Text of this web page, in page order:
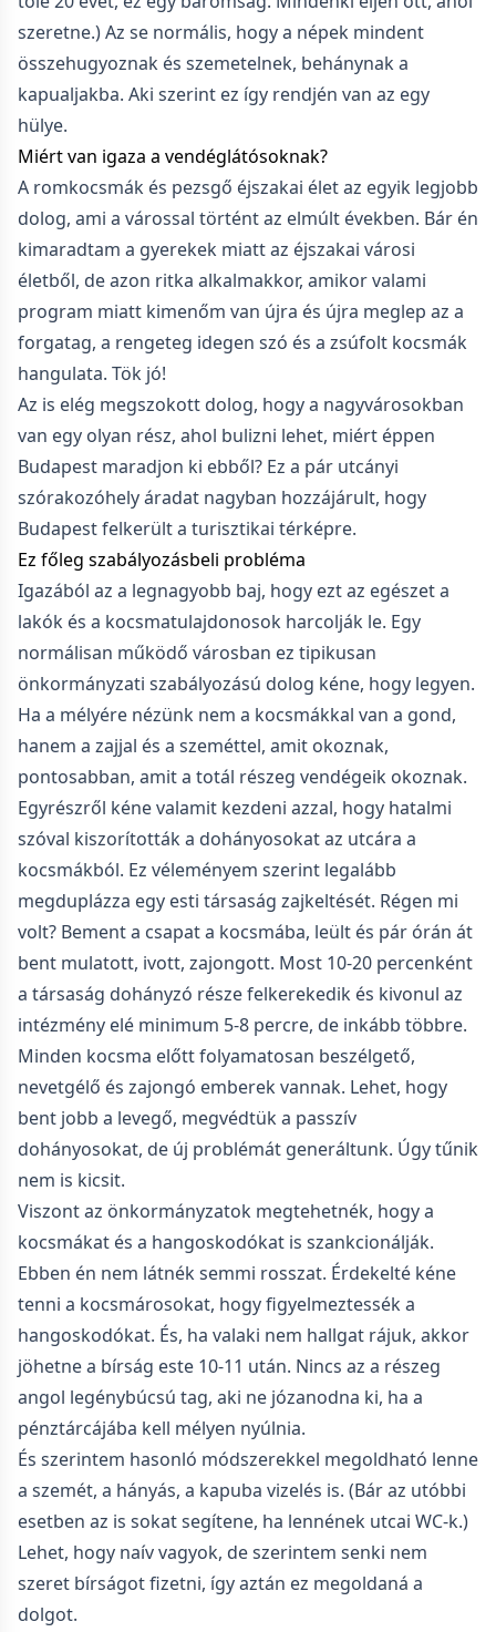
szeretne.) Az se normális, hogy a népek mindent
összehugyoznak és szemetelnek, behánynak a
kapualjakba. Aki szerint ez így rendjén van az egy
hülye.
Miért van igaza a vendéglátósoknak?
A romkocsmák és pezsgő éjszakai élet az egyik legjobb
dolog, ami a várossal történt az elmúlt években. Bár én
kimaradtam a gyerekek miatt az éjszakai városi
életből, de azon ritka alkalmakkor, amikor valami
program miatt kimenőm van újra és újra meglep az a
forgatag, a rengeteg idegen szó és a zsúfolt kocsmák
hangulata. Tök jó!
Az is elég megszokott dolog, hogy a nagyvárosokban
van egy olyan rész, ahol bulizni lehet, miért éppen
Budapest maradjon ki ebből? Ez a pár utcányi
szórakozóhely áradat nagyban hozzájárult, hogy
Budapest felkerült a turisztikai térképre.
Ez főleg szabályozásbeli probléma
Igazából az a legnagyobb baj, hogy ezt az egészet a
lakók és a kocsmatulajdonosok harcolják le. Egy
normálisan működő városban ez tipikusan
önkormányzati szabályozású dolog kéne, hogy legyen.
Ha a mélyére nézünk nem a kocsmákkal van a gond,
hanem a zajjal és a szeméttel, amit okoznak,
pontosabban, amit a totál részeg vendégeik okoznak.
Egyrészről kéne valamit kezdeni azzal, hogy hatalmi
szóval kiszorították a dohányosokat az utcára a
kocsmákból. Ez véleményem szerint legalább
megduplázza egy esti társaság zajkeltését. Régen mi
volt? Bement a csapat a kocsmába, leült és pár órán át
bent mulatott, ivott, zajongott. Most 10-20 percenként
a társaság dohányzó része felkerekedik és kivonul az
intézmény elé minimum 5-8 percre, de inkább többre.
Minden kocsma előtt folyamatosan beszélgető,
nevetgélő és zajongó emberek vannak. Lehet, hogy
bent jobb a levegő, megvédtük a passzív
dohányosokat, de új problémát generáltunk. Úgy tűnik
nem is kicsit.
Viszont az önkormányzatok megtehetnék, hogy a
kocsmákat és a hangoskodókat is szankcionálják.
Ebben én nem látnék semmi rosszat. Érdekelté kéne
tenni a kocsmárosokat, hogy figyelmeztessék a
hangoskodókat. És, ha valaki nem hallgat rájuk, akkor
jöhetne a bírság este 10-11 után. Nincs az a részeg
angol legénybúcsú tag, aki ne józanodna ki, ha a
pénztárcájába kell mélyen nyúlnia.
És szerintem hasonló módszerekkel megoldható lenne
a szemét, a hányás, a kapuba vizelés is. (Bár az utóbbi
esetben az is sokat segítene, ha lennének utcai WC-k.)
Lehet, hogy naív vagyok, de szerintem senki nem
szeret bírságot fizetni, így aztán ez megoldaná a
dolgot.